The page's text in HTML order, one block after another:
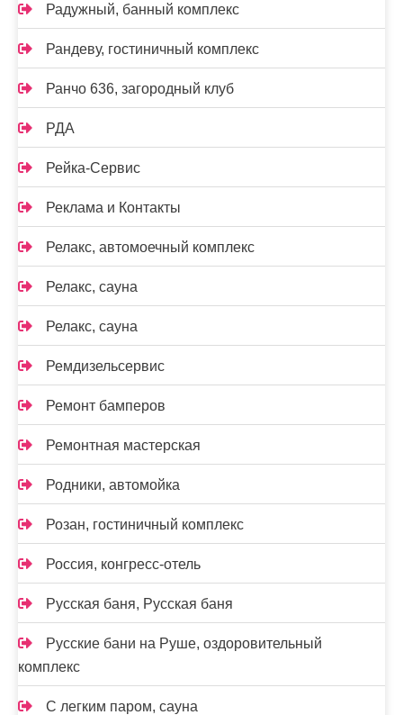
Радужный, банный комплекс
Рандеву, гостиничный комплекс
Ранчо 636, загородный клуб
РДА
Рейка-Сервис
Реклама и Контакты
Релакс, автомоечный комплекс
Релакс, сауна
Релакс, сауна
Ремдизельсервис
Ремонт бамперов
Ремонтная мастерская
Родники, автомойка
Розан, гостиничный комплекс
Россия, конгресс-отель
Русская баня, Русская баня
Русские бани на Руше, оздоровительный
комплекс
С легким паром, сауна